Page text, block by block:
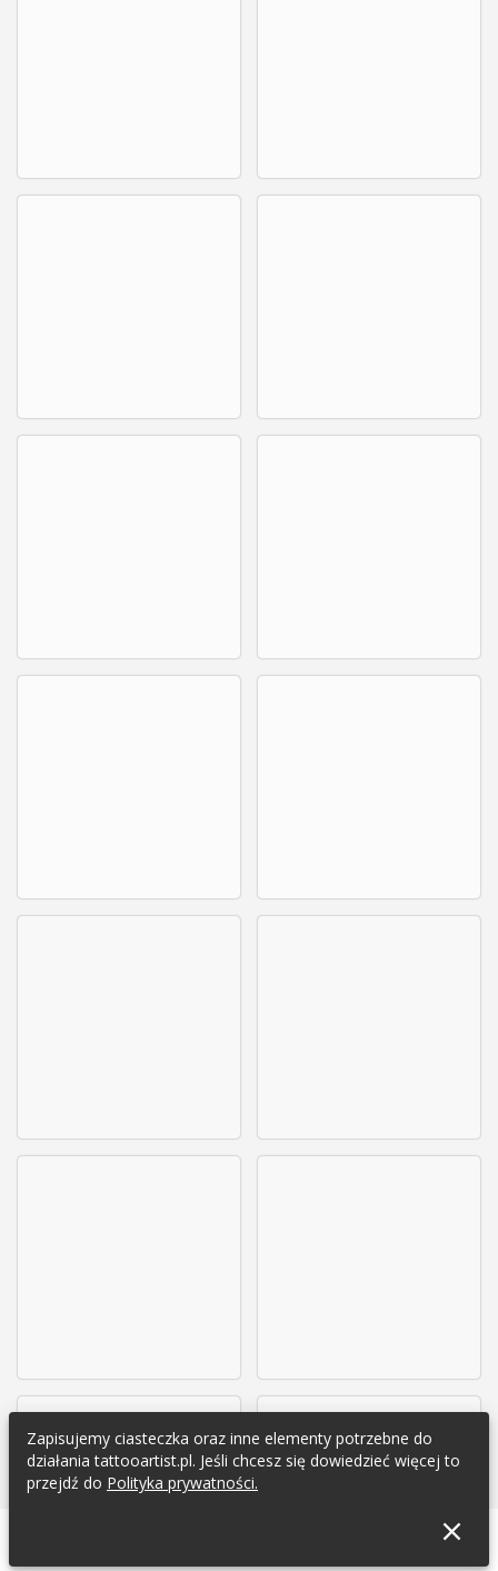
Zapisujemy ciasteczka oraz inne elementy potrzebne do
działania tattooartist.pl. Jeśli chcesz się dowiedzieć więcej to
przejdź do Polityka prywatności.